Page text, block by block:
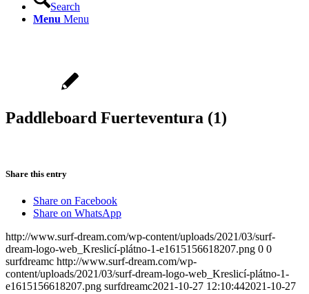
Search
Menu Menu
Paddleboard Fuerteventura (1)
Share this entry
Share on Facebook
Share on WhatsApp
http://www.surf-dream.com/wp-content/uploads/2021/03/surf-
dream-logo-web_Kreslicí-plátno-1-e1615156618207.png 0 0
surfdreamc http://www.surf-dream.com/wp-
content/uploads/2021/03/surf-dream-logo-web_Kreslicí-plátno-1-
e1615156618207.png surfdreamc2021-10-27 12:10:442021-10-27